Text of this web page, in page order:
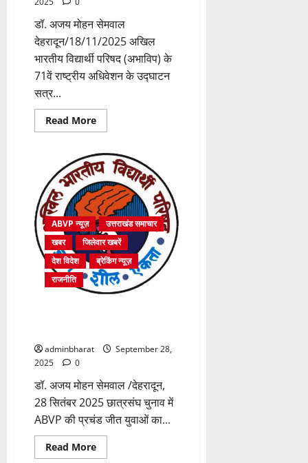
डॉ. अजय मोहन सेमवाल
देहरादून/18/11/2025 अखिल
भारतीय विद्यार्थी परिषद (अभाविप) के
71वें राष्ट्रीय अधिवेशन के उद्घाटन
सत्र...
Read MoreRead
more
के
पूर्व
अध्यक्ष
एस.
सोमनाथ
होंगे
अभाविप
के
71वें
राष्ट्रीय
अधिवेशन
के
मुख्य
अतिथि
ABVP न्यूज़
उत्तराखंड समाचार
खबर
जिलेवार खबरें
देश विदेश
ब्रेकिंग न्यूज़
राजनीति
adminbharat
September 28,
2025
0
डॉ. अजय मोहन सेमवाल /देहरादून,
28 सितंबर 2025 छात्रसंघ चुनाव में
ABVP की प्रचंड जीत युवाओं का...
Read MoreRead
more